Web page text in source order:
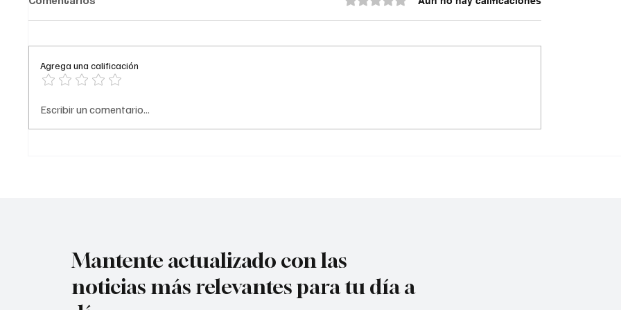
Comediante señalado de
Agrega una calificación
Escribir un comentario...
Mantente actualizado con las
noticias más relevantes para tu día a